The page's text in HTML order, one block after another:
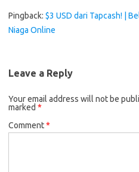
Pingback: $3 USD dari Tapcash! |
Niaga Online
Leave a Reply
Your email address will not be
marked *
Comment*